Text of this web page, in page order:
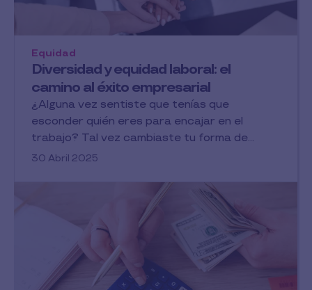
Diversidad y equidad laboral: el
camino al éxito empresarial
Equidad
¿Alguna vez sentiste que tenías que
esconder quién eres para encajar en el
trabajo? Tal vez cambiaste tu forma de...
30 Abril 2025